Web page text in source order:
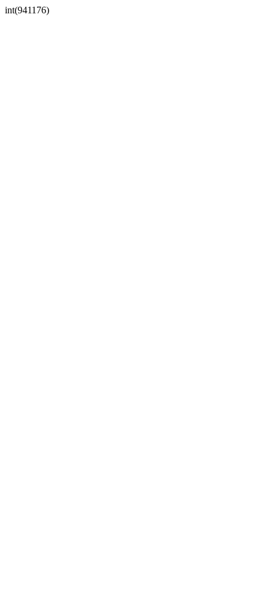
int(941176)